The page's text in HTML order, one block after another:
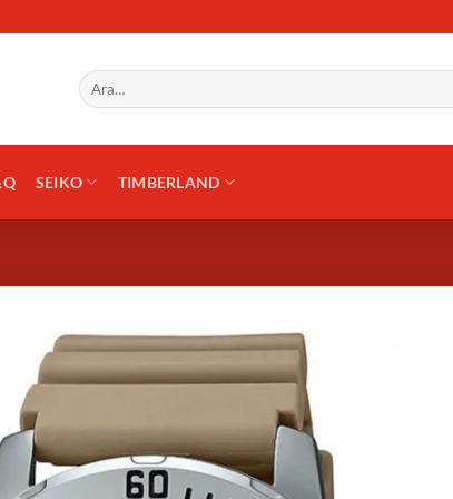
Ara:
SEIKO TIMBERLAND